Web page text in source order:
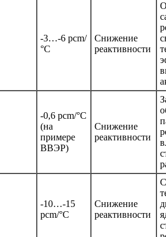
-3…-6 pcm/
°C
Снижение
реактивности
-0,6 pcm/°C
(на
примере
ВВЭР)
Снижение
реактивности
-10…-15
pcm/°C
Снижение
реактивности